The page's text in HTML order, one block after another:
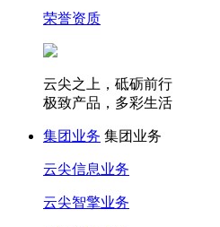
荣誉资质
云尖之上，砥砺前行
极致产品，多彩生活
集团业务 集团业务
云尖信息业务
云尖智擎业务